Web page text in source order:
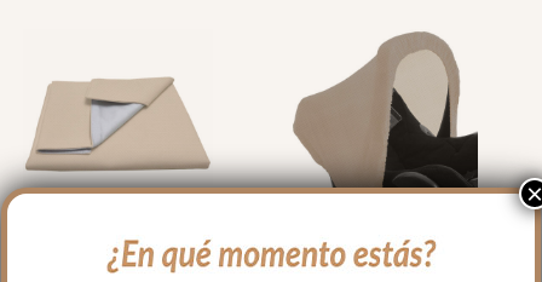
1677 Cambiador Kin-
2021 Capota Grupo Cero
×